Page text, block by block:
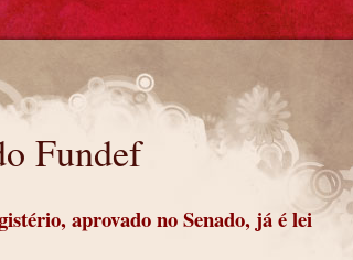
Fundef
aprovado no Senado, já é lei